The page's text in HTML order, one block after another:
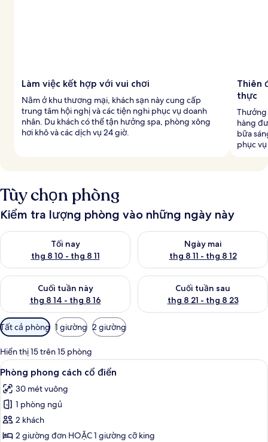
Làm việc kết hợp với vui chơi
Nằm ở khu thương mại, khách sạn này cung cấp
trung tâm hội nghị và các tiện nghi phục vụ doanh
nhân. Du khách có thể tận hưởng spa, phòng xông
hơi khô và các dịch vụ 24 giờ.
Thiên
thực
Thưởng
hàng
bữa
phục
Tùy chọn phòng
Kiểm tra lượng phòng vào những ngày này
Tối nay
thg 8 10 - thg 8 11
Kiểm tra lượng phòng tối nay từ thg 8 10 - thg 8 11
Ngày mai
thg 8 11 - thg 8 12
Kiểm tra lượng phòng ngày
Cuối tuần này
thg 8 14 - thg 8 16
Kiểm tra lượng phòng cuối tuần này từ thg 8 14 - thg 8 16
Cuối tuần sau
thg 8 21 - thg 8 23
Kiểm tra lượng phòng cuối
Bộ
lọc
có
thể
dùng
để
lọc
tìm
phòng
Tất cả phòng 1 giường 2 giường
Hiển thị 15 trên 15 phòng
Xem
tất
cả
ảnh
Phòng
phong
Minibar, két bảo mật tại phòng, bàn
16
Phòng phong cách cổ điển
30 mét vuông
1 phòng ngủ
2 khách
2 giường đơn HOẶC 1 giường cỡ king